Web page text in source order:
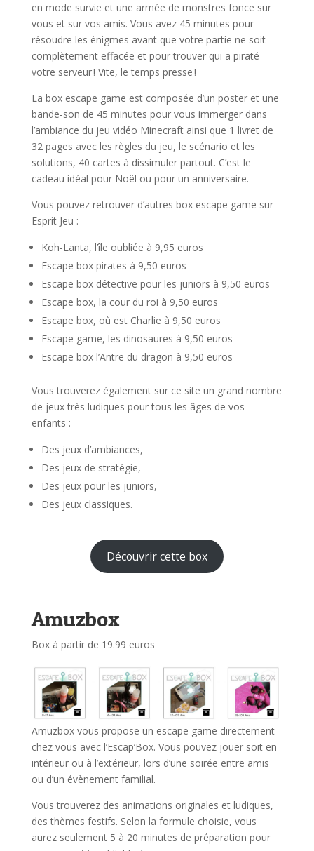
en mode survie et une armée de monstres fonce sur
vous et sur vos amis. Vous avez 45 minutes pour
résoudre les énigmes avant que votre partie ne soit
complètement effacée et pour trouver qui a piraté
votre serveur ! Vite, le temps presse !
La box escape game est composée d’un poster et une
bande-son de 45 minutes pour vous immerger dans
l’ambiance du jeu vidéo Minecraft ainsi que 1 livret de
32 pages avec les règles du jeu, le scénario et les
solutions, 40 cartes à dissimuler partout. C’est le
cadeau idéal pour Noël ou pour un anniversaire.
Vous pouvez retrouver d’autres box escape game sur
Esprit Jeu :
Koh-Lanta, l’île oubliée à 9,95 euros
Escape box pirates à 9,50 euros
Escape box détective pour les juniors à 9,50 euros
Escape box, la cour du roi à 9,50 euros
Escape box, où est Charlie à 9,50 euros
Escape game, les dinosaures à 9,50 euros
Escape box l’Antre du dragon à 9,50 euros
Vous trouverez également sur ce site un grand nombre
de jeux très ludiques pour tous les âges de vos
enfants :
Des jeux d’ambiances,
Des jeux de stratégie,
Des jeux pour les juniors,
Des jeux classiques.
Découvrir cette box
Amuzbox
Box à partir de 19.99 euros
Amuzbox vous propose un escape game directement
chez vous avec l’Escap’Box. Vous pouvez jouer soit en
intérieur ou à l’extérieur, lors d’une soirée entre amis
ou d’un évènement familial.
Vous trouverez des animations originales et ludiques,
des thèmes festifs. Selon la formule choisie, vous
aurez seulement 5 à 20 minutes de préparation pour